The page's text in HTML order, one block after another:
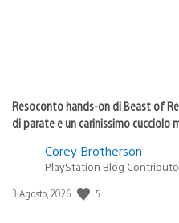
Resoconto hands-on di Beast of
di parate e un carinissimo cucciolo
Corey Brotherson
PlayStation Blog
Data
3 Agosto, 2026 5